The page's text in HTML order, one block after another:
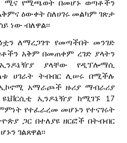
ሚና የሚጫወት በመሆኑ ወጣቶችን
ዕውቀት ስለሀገሩ መልካም ገጽታ
ነው ብለዋል፡፡
ለማረጋገጥ የመጣችበት መንገድ
አቅም በመጠቀም ረገድ ያላትን
ያላቸው የዲፕሎማሲ
ሀገራት ትብብር ሊሠሩ በሚችሉ
አማራጮች ዙሪያ ማብራሪያ
ዩኒቨርሲቲ ኢንዶኔዥያ ከሚገኙ 17
የተፈራረመ መሆኑን የተናገሩት
ጋር በተለያዩ ዘርፎች በትብብር
ገልጸዋል፡፡